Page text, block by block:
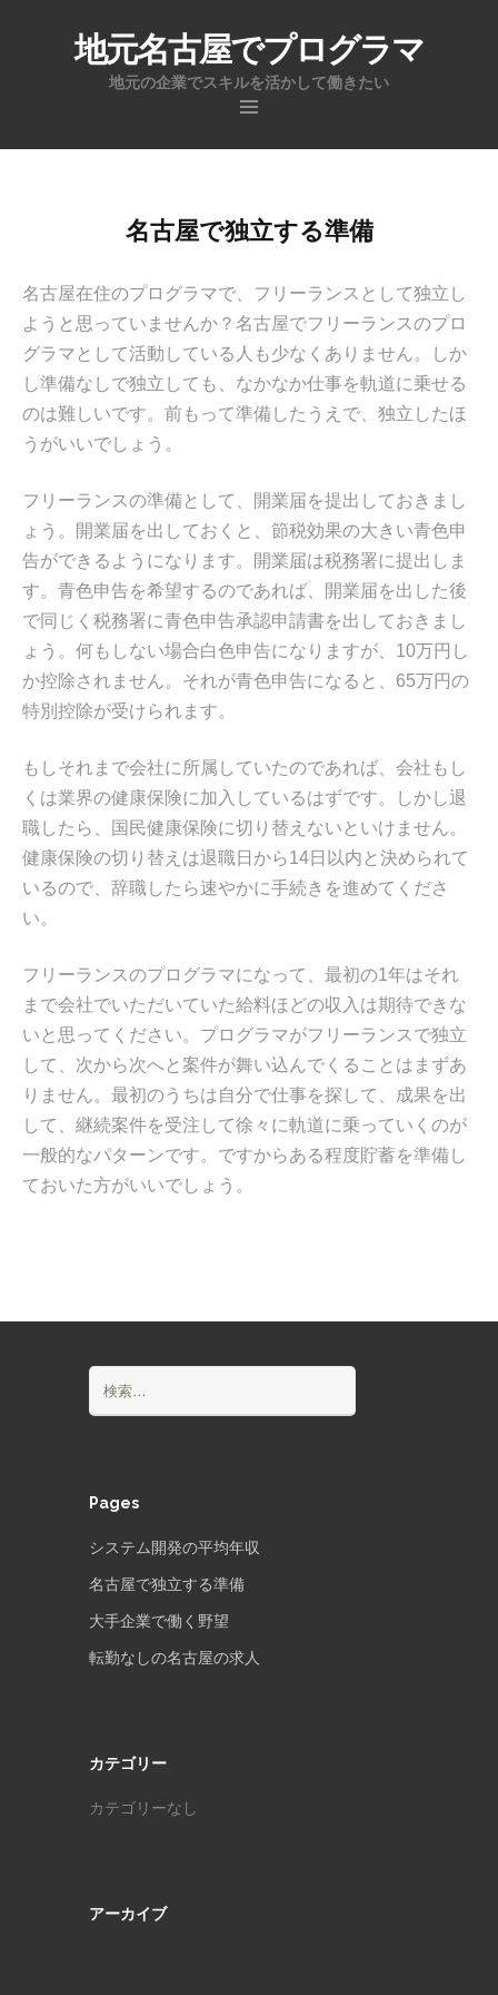
地元名古屋でプログラマ
地元の企業でスキルを活かして働きたい
ン
名古屋で独立する準備
名古屋在住のプログラマで、フリーランスとして独立し
ようと思っていませんか？名古屋でフリーランスのプロ
グラマとして活動している人も少なくありません。しか
し準備なしで独立しても、なかなか仕事を軌道に乗せる
のは難しいです。前もって準備したうえで、独立したほ
うがいいでしょう。
フリーランスの準備として、開業届を提出しておきまし
ょう。開業届を出しておくと、節税効果の大きい青色申
告ができるようになります。開業届は税務署に提出しま
す。青色申告を希望するのであれば、開業届を出した後
で同じく税務署に青色申告承認申請書を出しておきまし
ょう。何もしない場合白色申告になりますが、10万円し
か控除されません。それが青色申告になると、65万円の
特別控除が受けられます。
もしそれまで会社に所属していたのであれば、会社もし
くは業界の健康保険に加入しているはずです。しかし退
職したら、国民健康保険に切り替えないといけません。
健康保険の切り替えは退職日から14日以内と決められて
いるので、辞職したら速やかに手続きを進めてくださ
い。
フリーランスのプログラマになって、最初の1年はそれ
まで会社でいただいていた給料ほどの収入は期待できな
いと思ってください。プログラマがフリーランスで独立
して、次から次へと案件が舞い込んでくることはまずあ
りません。最初のうちは自分で仕事を探して、成果を出
して、継続案件を受注して徐々に軌道に乗っていくのが
一般的なパターンです。ですからある程度貯蓄を準備し
ておいた方がいいでしょう。
索:
Pages
システム開発の平均年収
名古屋で独立する準備
大手企業で働く野望
転勤なしの名古屋の求人
カテゴリー
カテゴリーなし
アーカイブ